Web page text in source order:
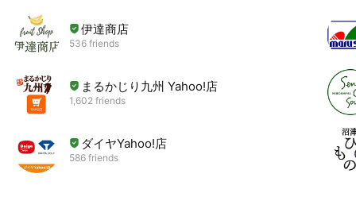
伊達商店
536 friends
まるかじり九州 Yahoo!店
1,602 friends
ダイヤYahoo!店
586 friends